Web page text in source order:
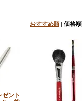
おすすめ順 | 価格順
ゼント